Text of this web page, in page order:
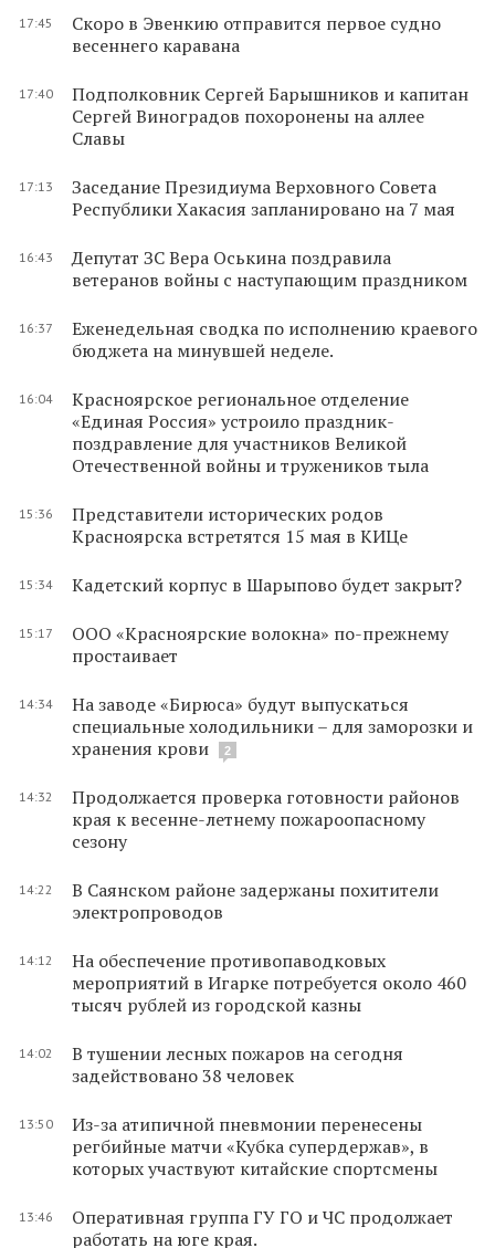
17:45
Скоро в Эвенкию отправится первое судно
весеннего каравана
17:40
Подполковник Сергей Барышников и капитан
Сергей Виноградов похоронены на аллее
Славы
17:13
Заседание Президиума Верховного Совета
Республики Хака­сия запланировано на 7 мая
16:43
Депутат ЗС Вера Оськина поздравила
ветеранов войны с наступающим праздником
16:37
Еженедельная сводка по исполнению краевого
бюджета на минувшей неделе.
16:04
Красноярское региональное отделение
«Единая Россия» устроило праздник-
поздравление для участников Великой
Отечественной войны и тружеников тыла
15:36
Представители исторических родов
Красноярска встретятся 15 мая в КИЦе
15:34 Кадетский корпус в Шарыпово будет закрыт?
15:17
ООО «Красноярские волокна» по-прежнему
простаивает
14:34
На заводе «Бирюса» будут выпускаться
специальные холодильники – для заморозки и
хранения крови
2
14:32
Продолжается проверка готовности районов
края к весенне-летнему пожароопасному
сезону
14:22
В Саянском районе задержаны похитители
электропроводов
14:12
На обеспечение противопаводковых
мероприятий в Игарке потребуется около 460
тысяч рублей из городской казны
14:02
В тушении лесных пожаров на сегодня
задействовано 38 человек
13:50
Из-за атипичной пневмонии перенесены
регбийные матчи «Кубка супердержав», в
которых участвуют китайские спортсмены
13:46
Оперативная группа ГУ ГО и ЧС продолжает
работать на юге края.